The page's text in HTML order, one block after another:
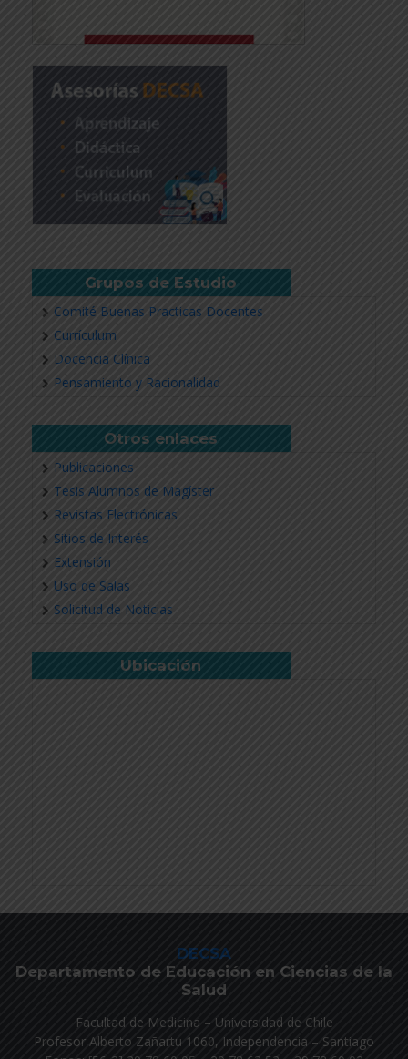
Grupos de Estudio
Comité Buenas Practicas Docentes
Currículum
Docencia Clínica
Pensamiento y Racionalidad
Otros enlaces
Publicaciones
Tesis Alumnos de Magíster
Revistas Electrónicas
Sitios de Interés
Extensión
Uso de Salas
Solicitud de Noticias
Ubicación
DECSA
Departamento de Educación en Ciencias de la
Salud
Facultad de Medicina – Universidad de Chile
Profesor Alberto Zañartu 1060, Independencia – Santiago
Revisar más información